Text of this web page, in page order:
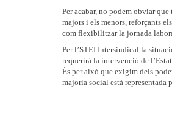
Per acabar, no podem obviar
majors i els menors, reforçants
com flexibilitzar la jornada
Per l’STEI Intersindical la
requerirà la intervenció de
És per això que exigim dels
majoria social està representada